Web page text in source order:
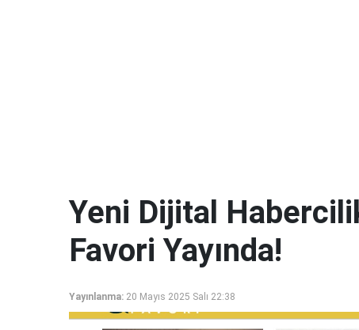
Yeni Dijital
Favori Yayında!
Yayınlanma: 20 Mayıs 2025 Salı 22:38